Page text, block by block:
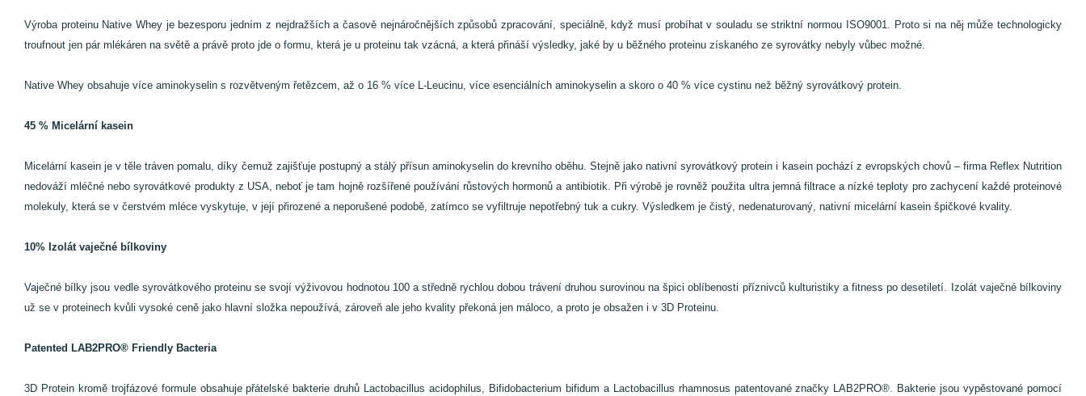
Výroba proteinu Native Whey je bezesporu jedním z nejdražších a časově nejnáročnějších způsobů zpracování, speciálně, když musí probíhat v souladu se striktní normou ISO9001. Proto si na něj může technologicky
troufnout jen pár mlékáren na světě a právě proto jde o formu, která je u proteinu tak vzácná, a která přináší výsledky, jaké by u běžného proteinu získaného ze syrovátky nebyly vůbec možné.
Native Whey obsahuje více aminokyselin s rozvětveným řetězcem, až o 16 % více L-Leucinu, více esenciálních aminokyselin a skoro o 40 % více cystinu než běžný syrovátkový protein.
45 % Micelární kasein
Micelární kasein je v těle tráven pomalu, díky čemuž zajišťuje postupný a stálý přísun aminokyselin do krevního oběhu. Stejně jako nativní syrovátkový protein i kasein pochází z evropských chovů – firma Reflex Nutrition
nedováží mléčné nebo syrovátkové produkty z USA, neboť je tam hojně rozšířené používání růstových hormonů a antibiotik. Při výrobě je rovněž použita ultra jemná filtrace a nízké teploty pro zachycení každé proteinové
molekuly, která se v čerstvém mléce vyskytuje, v její přirozené a neporušené podobě, zatímco se vyfiltruje nepotřebný tuk a cukry. Výsledkem je čistý, nedenaturovaný, nativní micelární kasein špičkové kvality.
10% Izolát vaječné bílkoviny
Vaječné bílky jsou vedle syrovátkového proteinu se svojí výživovou hodnotou 100 a středně rychlou dobou trávení druhou surovinou na špici oblíbenosti příznivců kulturistiky a fitness po desetiletí. Izolát vaječné bílkoviny
už se v proteinech kvůli vysoké ceně jako hlavní složka nepoužívá, zároveň ale jeho kvality překoná jen máloco, a proto je obsažen i v 3D Proteinu.
Patented LAB2PRO® Friendly Bacteria
3D Protein kromě trojfázové formule obsahuje přátelské bakterie druhů Lactobacillus acidophilus, Bifidobacterium bifidum a Lactobacillus rhamnosus patentované značky LAB2PRO®. Bakterie jsou vypěstované pomocí